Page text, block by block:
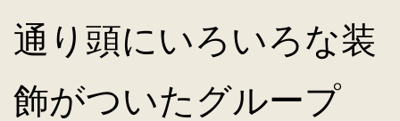
通り頭にいろいろな装
飾がついたグループ